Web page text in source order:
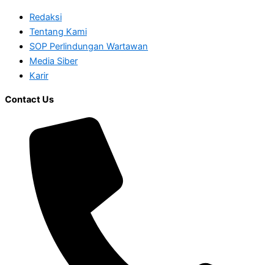
Redaksi
Tentang Kami
SOP Perlindungan Wartawan
Media Siber
Karir
Contact Us